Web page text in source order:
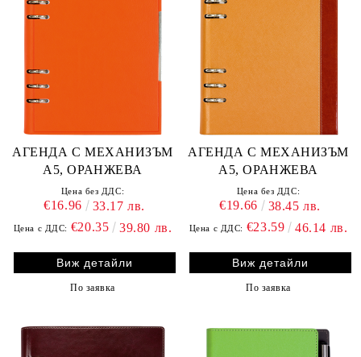
АГЕНДА С МЕХАНИЗЪМ
А5, ОРАНЖЕВА
Цена без ДДС:
€16.96 33.17 лв.
Цена с ДДС: €20.35 39.80 лв.
Виж детайли
По заявка
АГЕНДА С МЕХАНИЗЪМ
А5, ОРАНЖЕВА
Цена без ДДС:
€19.66 38.45 лв.
Цена с ДДС: €23.59 46.14 лв.
Виж детайли
По заявка